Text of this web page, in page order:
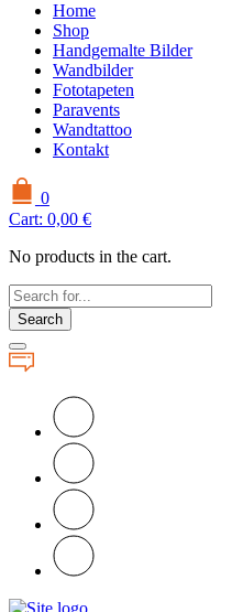
Home
Shop
Handgemalte Bilder
Wandbilder
Fototapeten
Paravents
Wandtattoo
Kontakt
0
Cart: 0,00 €
No products in the cart.
Search